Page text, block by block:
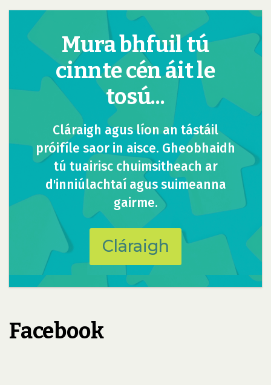
Mura bhfuil tú
cinnte cén áit le
tosú...
Cláraigh agus líon an tástáil
próifíle saor in aisce. Gheobhaidh
tú tuairisc chuimsitheach ar
d'inniúlachtaí agus suimeanna
gairme.
Cláraigh
Facebook